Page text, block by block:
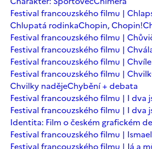
Festival francouzského filmu |
Chlupatá rodinkaChopin, Chopin!
Festival francouzského filmu |
Festival francouzského filmu |
Festival francouzského filmu |
Festival francouzského filmu |
Chvilky nadějeChybění + debata
Festival francouzského filmu | I dva
Festival francouzského filmu | I dva
Identita: Film o českém grafickém
Festival francouzského filmu |
Festival francouzského filmu | Já a